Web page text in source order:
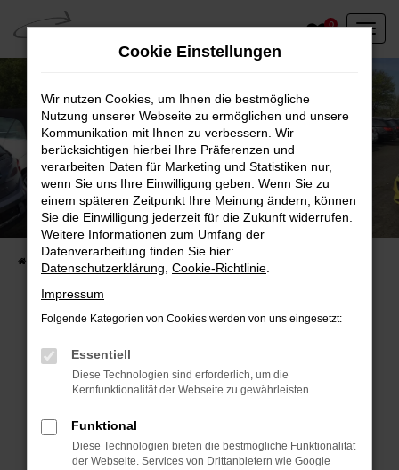
Zum
Hauptinhalt
springen
0
Unser Fahrzeugbestand vor Ort
Entdecken Sie unsere sofort verfügbaren
Fahrzeugangebote
Fehler: Network Error
Beim Laden ist ein Fehler aufgetreten.
Hier sind ein paar Tipps, die dir helfen können:
Überprüfe deine Firewall und deine
Internetverbindung.
Cookie Einstellungen
Wir nutzen Cookies, um Ihnen die bestmögliche
Nutzung unserer Webseite zu ermöglichen und unsere
Kommunikation mit Ihnen zu verbessern. Wir
berücksichtigen hierbei Ihre Präferenzen und
verarbeiten Daten für Marketing und Statistiken nur,
wenn Sie uns Ihre Einwilligung geben. Wenn Sie zu
einem späteren Zeitpunkt Ihre Meinung ändern, können
Sie die Einwilligung jederzeit für die Zukunft widerrufen.
Weitere Informationen zum Umfang der
Datenverarbeitung finden Sie hier:
Datenschutzerklärung Cookie-Richtlinie
Impressum
Folgende Kategorien von Cookies werden von uns eingesetzt:
Essentiell
Diese Technologien sind erforderlich, um die
Kernfunktionalität der Webseite zu gewährleisten.
Funktional
Diese Technologien bieten die bestmögliche Funktionalität
der Webseite. Services von Drittanbietern wie Google